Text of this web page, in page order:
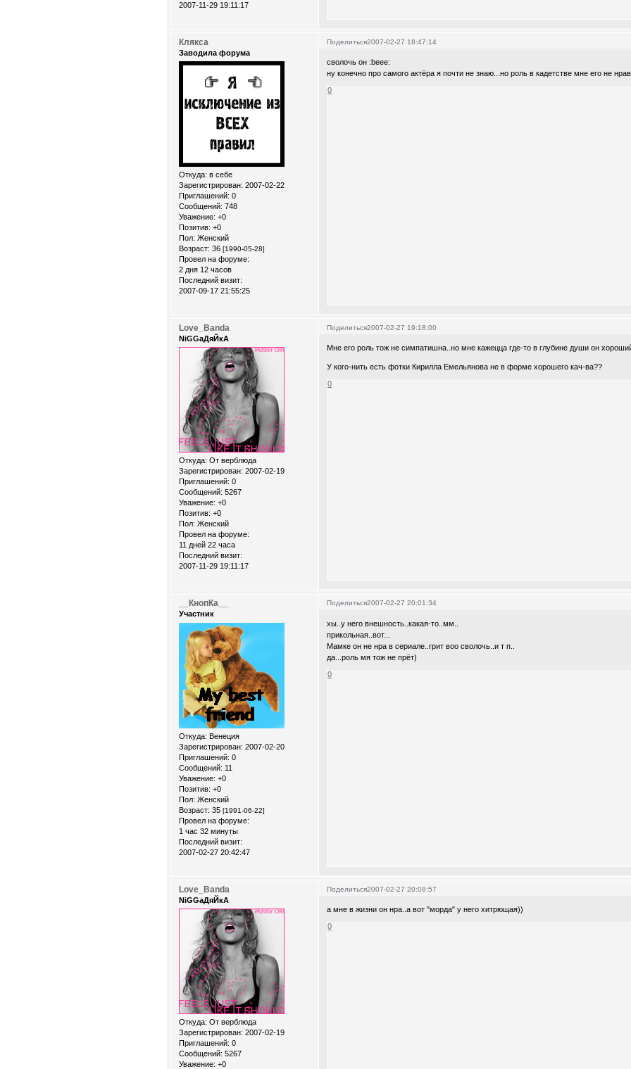
2007-11-29 19:11:17
Поделиться2007-02-27 18:47:14
Клякса
Заводила форума
Откуда: в себе
Зарегистрирован: 2007-02-22
Приглашений: 0
Сообщений: 748
Уважение: +0
Позитив: +0
Пол: Женский
Возраст: 36 [1990-05-28]
Провел на форуме:
2 дня 12 часов
Последний визит:
2007-09-17 21:55:25
сволочь он :beee:
ну конечно про самого актёра я почти не знаю...но роль в кадетстве мне его не
0
Поделиться2007-02-27 19:18:00
Love_Banda
NiGGaДяЙкА
Откуда: От верблюда
Зарегистрирован: 2007-02-19
Приглашений: 0
Сообщений: 5267
Уважение: +0
Позитив: +0
Пол: Женский
Провел на форуме:
11 дней 22 часа
Последний визит:
2007-11-29 19:11:17
Мне его роль тож не симпатишна..но мне кажецца где-то в глубине души он
У кого-нить есть фотки Кирилла Емельянова не в форме хорошего кач-ва??
0
Поделиться2007-02-27 20:01:34
__КнопКа__
Участник
Откуда: Венеция
Зарегистрирован: 2007-02-20
Приглашений: 0
Сообщений: 11
Уважение: +0
Позитив: +0
Пол: Женский
Возраст: 35 [1991-06-22]
Провел на форуме:
1 час 32 минуты
Последний визит:
2007-02-27 20:42:47
хы..у него внешность..какая-то..мм..
прикольная..вот...
Мамке он не нра в сериале..грит воо сволочь..и т п..
да...роль мя тож не прёт)
0
Поделиться2007-02-27 20:08:57
Love_Banda
NiGGaДяЙкА
Откуда: От верблюда
Зарегистрирован: 2007-02-19
Приглашений: 0
Сообщений: 5267
Уважение: +0
а мне в жизни он нра..а вот "морда" у него хитрющая))
0